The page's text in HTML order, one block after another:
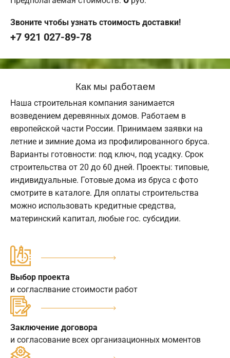
Звоните чтобы узнать стоимость доставки!
+7 921 027-89-78
Как мы работаем
Наша строительная компания занимается
возведением деревянных домов. Работаем в
европейской части России. Принимаем заявки на
летние и зимние дома из профилированного бруса.
Варианты готовности: под ключ, под усадку. Срок
строительства от 20 до 60 дней. Проекты: типовые,
индивидуальные. Готовые дома из бруса с фото
смотрите в каталоге. Для оплаты строительства
можно использовать кредитные средства,
материнский капитал, любые гос. субсидии.
Выбор проекта
и согласлвание стоимости работ
Заключение договора
и согласование всех организационных моментов